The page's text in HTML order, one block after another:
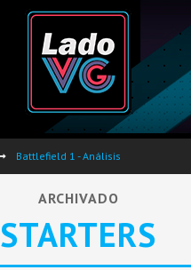
Battlefield 1 - Análisis
Pro Evolution Soccer 2017 - Análisis
Pausa VG - S04E06 - Nintendo Switch - FIFA/PES - DS III Ashes of Ariandel - Red Dead Redemption 2
ARCHIVADO
STARTERS